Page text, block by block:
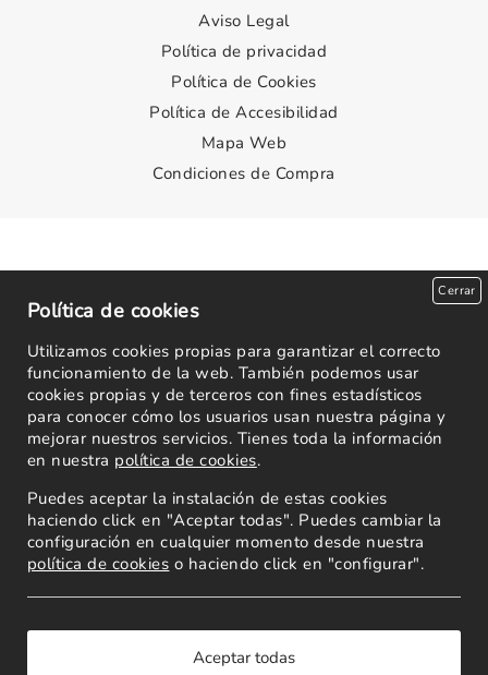
Aviso Legal
Política de privacidad
Política de Cookies
Política de Accesibilidad
Mapa Web
Condiciones de Compra
Cerrar
Política de cookies
Utilizamos cookies propias para garantizar el correcto
funcionamiento de la web. También podemos usar
cookies propias y de terceros con fines estadísticos
para conocer cómo los usuarios usan nuestra página y
mejorar nuestros servicios. Tienes toda la información
en nuestra política de cookies.
Puedes aceptar la instalación de estas cookies
haciendo click en "Aceptar todas". Puedes cambiar la
configuración en cualquier momento desde nuestra
política de cookies o haciendo click en "configurar".